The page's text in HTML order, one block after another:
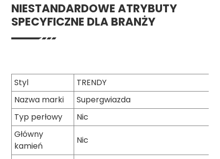
NIESTANDARDOWE ATRYBUTY
SPECYFICZNE DLA BRANŻY
Styl
TRENDY
Nazwa marki
Supergwiazda
Typ perłowy
Nic
Główny
kamień
Nic